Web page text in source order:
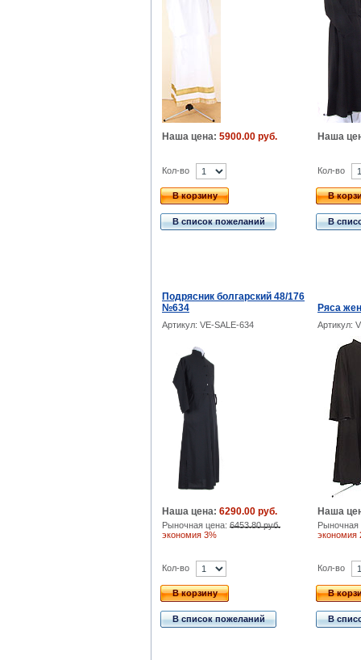
Наша цена: 5900.00 руб. Наша
Кол-во
В корзину
В список пожеланий
Кол-во
В
В
Подрясник болгарский 48/176
№634
Ряса
Артикул: VE-SALE-634 Артикул:
Наша цена: 6290.00 руб.
Рыночная цена: 6453.80 руб.
экономия 3%
Наша
экономия
Кол-во
В корзину
В список пожеланий
Кол-во
В
В